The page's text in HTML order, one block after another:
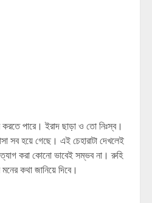
পারে। ইরাদ ছাড়া ও তো নিঃস্ব।
সব হয়ে গেছে। এই চেহারাটা দেখলেই
করা কোনো ভাবেই সম্ভব না। রুহি
কথা জানিয়ে দিবে।